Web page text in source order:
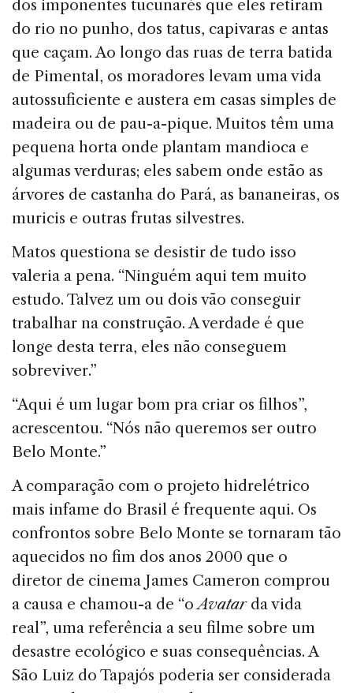
dos imponentes tucunarés que eles retiram
do rio no punho, dos tatus, capivaras e antas
que caçam. Ao longo das ruas de terra batida
de Pimental, os moradores levam uma vida
autossuficiente e austera em casas simples de
madeira ou de pau-a-pique. Muitos têm uma
pequena horta onde plantam mandioca e
algumas verduras; eles sabem onde estão as
árvores de castanha do Pará, as bananeiras, os
muricis e outras frutas silvestres.
Matos questiona se desistir de tudo isso
valeria a pena. “Ninguém aqui tem muito
estudo. Talvez um ou dois vão conseguir
trabalhar na construção. A verdade é que
longe desta terra, eles não conseguem
sobreviver.”
“Aqui é um lugar bom pra criar os filhos”,
acrescentou. “Nós não queremos ser outro
Belo Monte.”
A comparação com o projeto hidrelétrico
mais infame do Brasil é frequente aqui. Os
confrontos sobre Belo Monte se tornaram tão
aquecidos no fim dos anos 2000 que o
diretor de cinema James Cameron comprou
a causa e chamou-a de “oAvatarda vida
real”, uma referência a seu filme sobre um
desastre ecológico e suas consequências. A
São Luiz do Tapajós poderia ser considerada